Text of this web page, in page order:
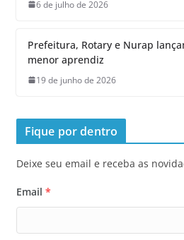
6 de julho de 2026
Prefeitura, Rotary e Nurap
menor aprendiz
19 de junho de 2026
Fique por dentro
Deixe seu email e receba as
Email *